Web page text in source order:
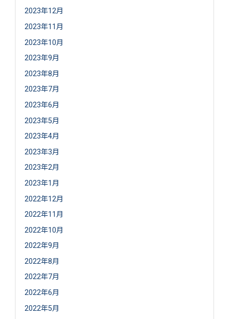
2023年12月
2023年11月
2023年10月
2023年9月
2023年8月
2023年7月
2023年6月
2023年5月
2023年4月
2023年3月
2023年2月
2023年1月
2022年12月
2022年11月
2022年10月
2022年9月
2022年8月
2022年7月
2022年6月
2022年5月